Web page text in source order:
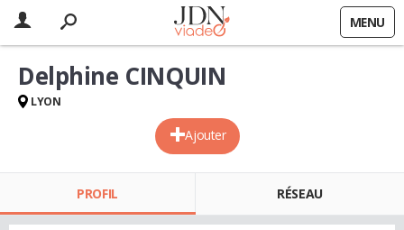
MENU
Ajouter
Delphine CINQUIN
LYON
PROFIL RÉSEAU